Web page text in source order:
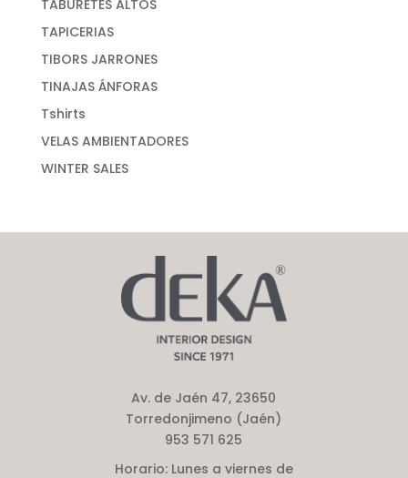
TABURETES ALTOS
TAPICERIAS
TIBORS JARRONES
TINAJAS ÁNFORAS
Tshirts
VELAS AMBIENTADORES
WINTER SALES
Av. de Jaén 47, 23650
Torredonjimeno (Jaén)
953 571 625
Horario:Lunes a viernes de